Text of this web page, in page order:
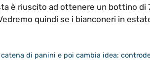
è riuscito ad ottenere un bottino di
quindi se i bianconeri in
di panini e poi cambia idea: